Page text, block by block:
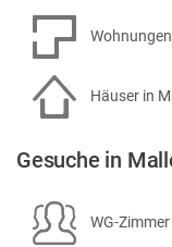
Häuser in
Gesuche in
WG-